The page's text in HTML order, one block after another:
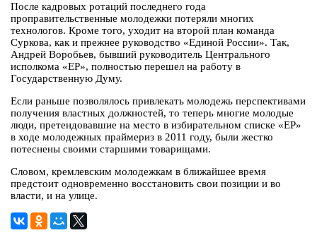
После кадровых ротаций последнего года
проправительственные молодежки потеряли многих
технологов. Кроме того, уходит на второй план команда
Суркова, как и прежнее руководство «Единой России». Так,
Андрей Воробьев, бывший руководитель Центрального
исполкома «ЕР», полностью перешел на работу в
Государственную Думу.
Если раньше позволялось привлекать молодежь перспективами
получения властных должностей, то теперь многие молодые
люди, претендовавшие на место в избирательном списке «ЕР»
в ходе молодежных праймериз в 2011 году, были жестко
потеснены своими старшими товарищами.
Словом, кремлевским молодежкам в ближайшее время
предстоит одновременно восстановить свои позиции и во
власти, и на улице.